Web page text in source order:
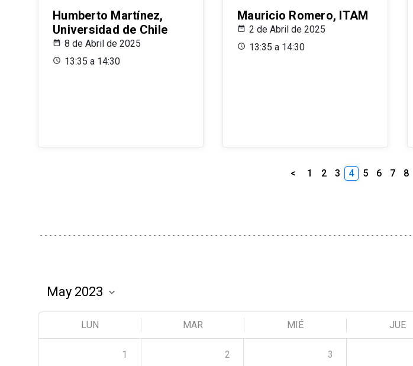
Humberto Martínez,
Universidad de Chile
8 de Abril de 2025
13:35 a 14:30
Mauricio Romero, ITAM
2 de Abril de 2025
13:35 a 14:30
< 1 2 3 4 5 6 7 8
LUN MAR MIÉ JUE
1 2 3